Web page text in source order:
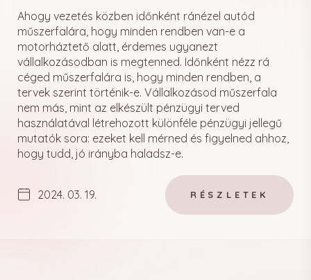
Ahogy vezetés közben időnként ránézel autód
műszerfalára, hogy minden rendben van-e a
motorháztető alatt, érdemes ugyanezt
vállalkozásodban is megtenned. Időnként nézz rá
céged műszerfalára is, hogy minden rendben, a
tervek szerint történik-e. Vállalkozásod műszerfala
nem más, mint az elkészült pénzügyi terved
használatával létrehozott különféle pénzügyi jellegű
mutatók sora: ezeket kell mérned és figyelned ahhoz,
hogy tudd, jó irányba haladsz-e.
2024. 03. 19. RÉSZLETEK